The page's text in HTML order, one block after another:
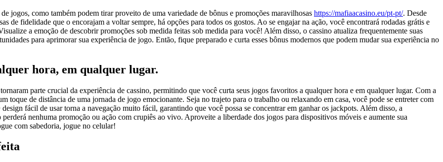
jogos, como também podem tirar proveito de uma variedade de bônus e promoções maravilhosas https://mafiaacasino.eu/pt-pt/. Desde
de fidelidade que o encorajam a voltar sempre, há opções para todos os gostos. Ao se engajar na ação, você encontrará rodadas grátis e
a emoção de descobrir promoções sob medida feitas sob medida para você! Além disso, o cassino atualiza frequentemente suas
para aprimorar sua experiência de jogo. Então, fique preparado e curta esses bônus modernos que podem mudar sua experiência no
hora, em qualquer lugar.
parte crucial da experiência de cassino, permitindo que você curta seus jogos favoritos a qualquer hora e em qualquer lugar. Com a
toque de distância de uma jornada de jogo emocionante. Seja no trajeto para o trabalho ou relaxando em casa, você pode se entreter com
fácil de usar torna a navegação muito fácil, garantindo que você possa se concentrar em ganhar os jackpots. Além disso, a
nenhuma promoção ou ação com crupiês ao vivo. Aproveite a liberdade dos jogos para dispositivos móveis e aumente sua
com sabedoria, jogue no celular!